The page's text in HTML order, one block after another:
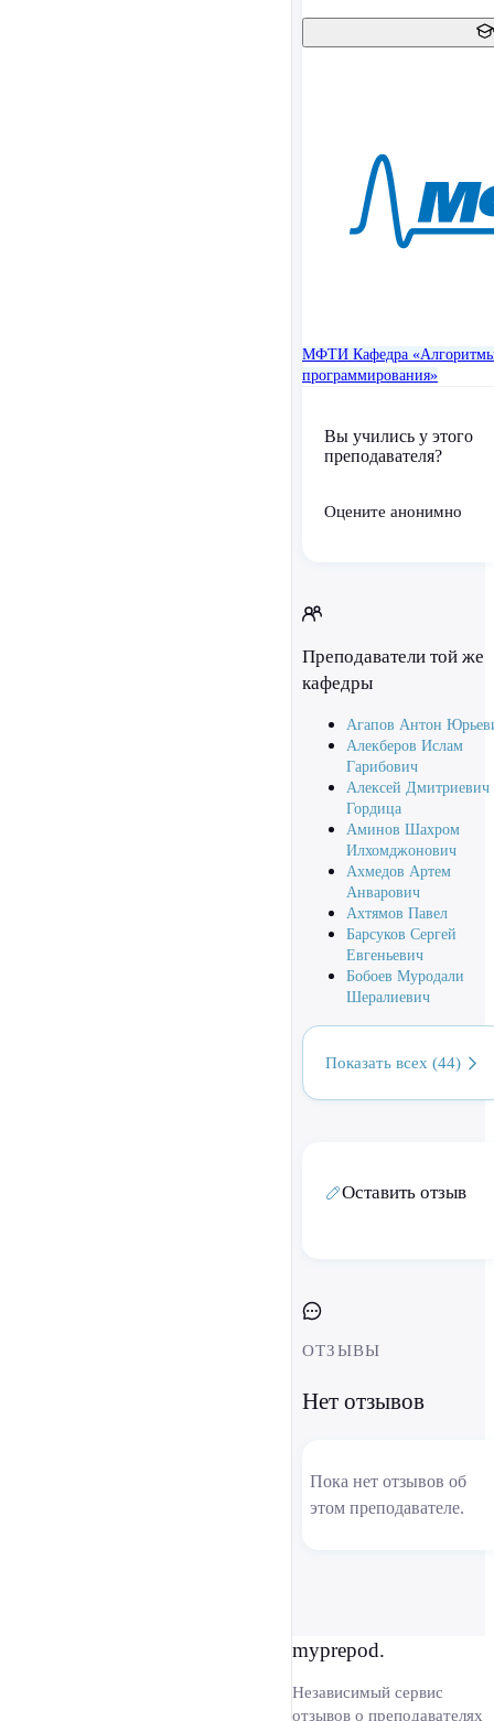
МФТИ Кафедра
программирования»
Вы учились у этого
преподавателя?
Оцените анонимно
Преподаватели той же
кафедры
Агапов Антон
Алекберов Ислам
Гарибович
Алексей Дмитриевич
Гордица
Аминов Шахром
Илхомджонович
Ахмедов Артем
Анварович
Ахтямов Павел
Барсуков Сергей
Евгеньевич
Бобоев Муродали
Шералиевич
Показать всех (44)
Оставить отзыв
ОТЗЫВЫ
Нет отзывов
Пока нет отзывов об
этом преподавателе.
myprepod.
Независимый сервис
отзывов о преподавателях